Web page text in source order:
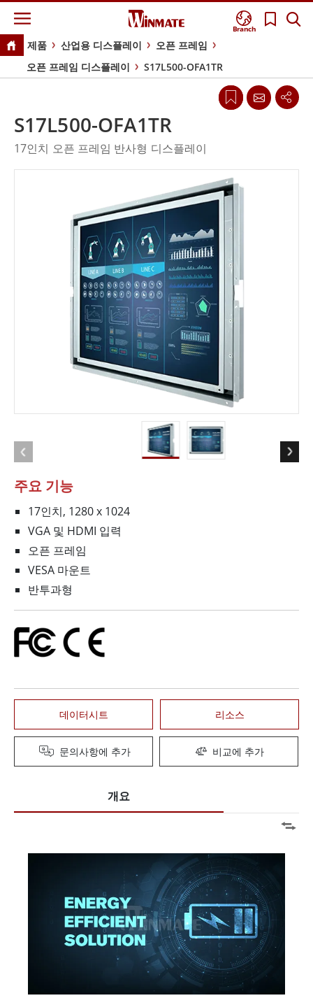
Branch
제품 산업용 디스플레이
오픈 프레임
오픈 프레임 디스플레이
S17L500-OFA1TR
주요 기능
17인치, 1280 x 1024
VGA 및 HDMI 입력
오픈 프레임
VESA 마운트
반투과형
데이터시트 리소스
문의사항에 추가 비교에 추가
S17L500-OFA1TR
17인치 오픈 프레임 반사형 디스플레이
개요